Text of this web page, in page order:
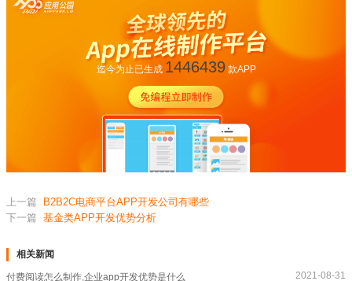
迄今为止已生成 1446439款APP
上一篇
B2B2C电商平台APP开发公司有哪些
下一篇 基金类APP开发优势分析
相关新闻
付费阅读怎么制作,企业app开发优势是什么 2021-08-31